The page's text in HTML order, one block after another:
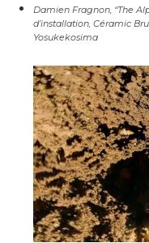
J'accepte les
* Champ obligatoire
Prénom
Statut / Organisation
J'accepte les
* Champ obligatoire
Damien Fragnon, “The
d’installation, Céramic
Yosukekosima